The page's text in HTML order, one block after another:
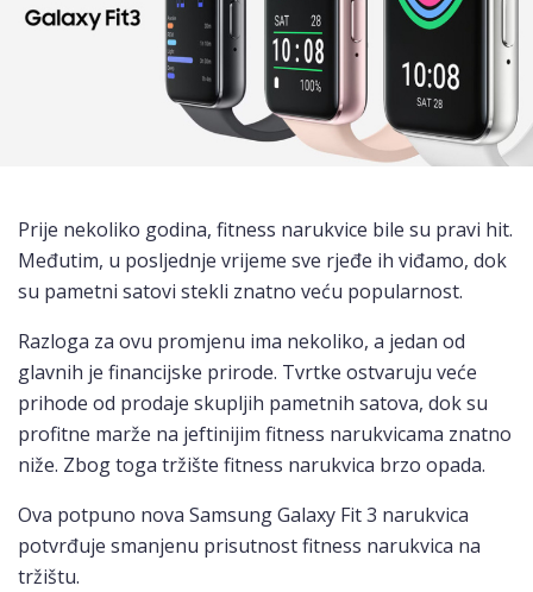
Prije nekoliko godina, fitness narukvice bile su pravi hit.
Međutim, u posljednje vrijeme sve rjeđe ih viđamo, dok
su pametni satovi stekli znatno veću popularnost.
Razloga za ovu promjenu ima nekoliko, a jedan od
glavnih je financijske prirode. Tvrtke ostvaruju veće
prihode od prodaje skupljih pametnih satova, dok su
profitne marže na jeftinijim fitness narukvicama znatno
niže. Zbog toga tržište fitness narukvica brzo opada.
Ova potpuno nova Samsung Galaxy Fit 3 narukvica
potvrđuje smanjenu prisutnost fitness narukvica na
tržištu.